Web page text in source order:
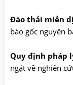
Đào thải miễn
bào gốc nguyên
Quy định pháp
ngặt về nghiên